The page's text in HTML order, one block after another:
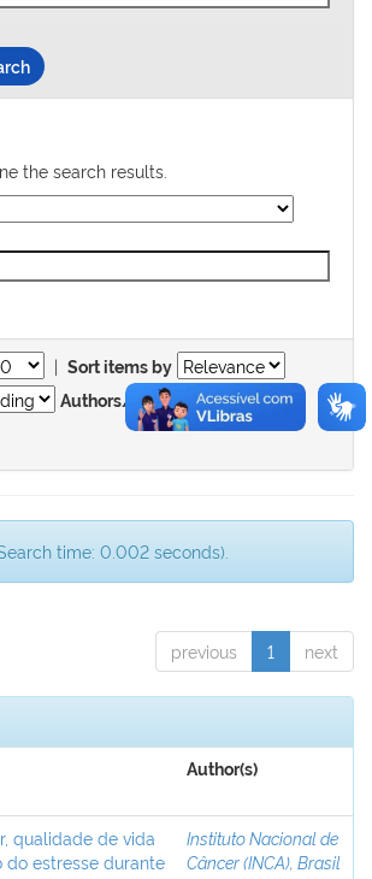
the search results.
| Sort items by
Authors/record
time: 0.002 seconds).
previous 1 next
Author(s)
qualidade de vida
do estresse durante
Instituto Nacional de
Câncer (INCA), Brasil